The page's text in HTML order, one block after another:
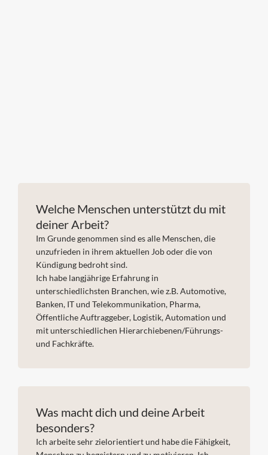
Welche Menschen unterstützt du mit
deiner Arbeit?
Im Grunde genommen sind es alle Menschen, die
unzufrieden in ihrem aktuellen Job oder die von
Kündigung bedroht sind.
Ich habe langjährige Erfahrung in
unterschiedlichsten Branchen, wie z.B. Automotive,
Banken, IT und Telekommunikation, Pharma,
Öffentliche Auftraggeber, Logistik, Automation und
mit unterschiedlichen Hierarchiebenen/Führungs-
und Fachkräfte.
Was macht dich und deine Arbeit
besonders?
Ich arbeite sehr zielorientiert und habe die Fähigkeit,